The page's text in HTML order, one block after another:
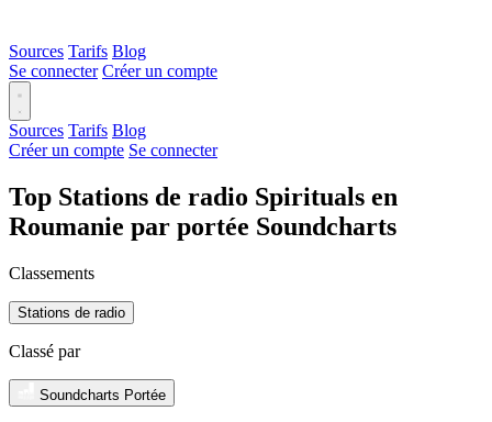
Sources Tarifs Blog
Se connecter Créer un compte
Sources Tarifs Blog
Créer un compte Se connecter
Top Stations de radio Spirituals en
Roumanie par portée Soundcharts
Classements
Stations de radio
Classé par
Soundcharts Portée